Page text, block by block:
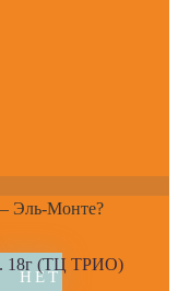
Эль-Монте?
18г (ТЦ ТРИО)